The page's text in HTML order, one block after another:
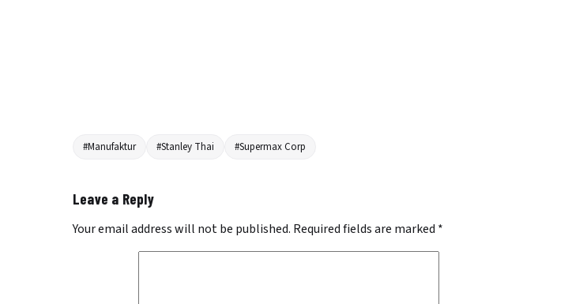
#Manufaktur #Stanley Thai #Supermax Corp
Leave a Reply
Your email address will not be published. Required fields are marked *